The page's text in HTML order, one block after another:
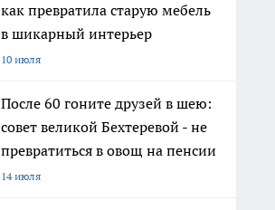
как превратила старую мебель
в шикарный интерьер
10 июля
После 60 гоните друзей в шею:
совет великой Бехтеревой - не
превратиться в овощ на пенсии
14 июля